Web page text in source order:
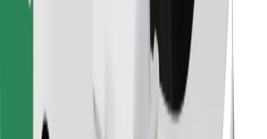
¡Conseguí un viaje en minutos!
Descargar la app de Bolt
Descargar la app de Bolt Food